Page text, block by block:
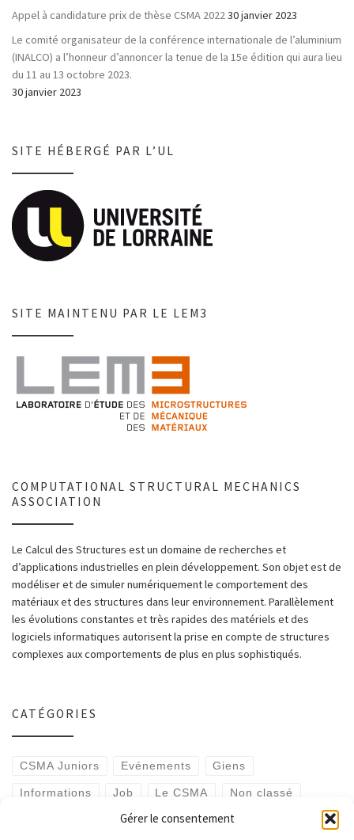
Gérer le consentement
Appel à candidature prix de thèse CSMA 202230 janvier 2023
Le comité organisateur de la conférence internationale de l’aluminium
(INALCO) a l’honneur d’annoncer la tenue de la 15e édition qui aura lieu
du 11 au 13 octobre 2023.
30 janvier 2023
SITE HÉBERGÉ PAR L’UL
SITE MAINTENU PAR LE LEM3
COMPUTATIONAL STRUCTURAL MECHANICS
ASSOCIATION
Le Calcul des Structures est un domaine de recherches et
d’applications industrielles en plein développement. Son objet est de
modéliser et de simuler numériquement le comportement des
matériaux et des structures dans leur environnement. Parallèlement
les évolutions constantes et très rapides des matériels et des
logiciels informatiques autorisent la prise en compte de structures
complexes aux comportements de plus en plus sophistiqués.
CATÉGORIES
CSMA Juniors Evénements Giens
Informations Job Le CSMA Non classé
Offre de thèse Prix